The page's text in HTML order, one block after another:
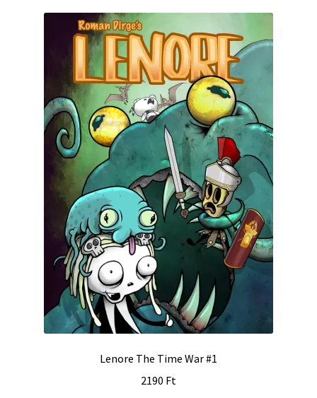
Lenore The Time War #1
2190 Ft